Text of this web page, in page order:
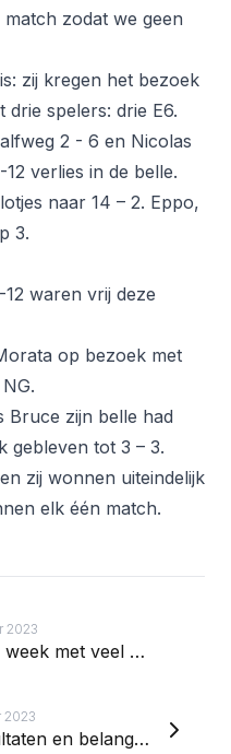
zodat we geen
zij kregen het bezoek
drie spelers: drie E6.
2 - 6 en Nicolas
verlies in de belle.
naar 14 – 2. Eppo,
3.
waren vrij deze
op bezoek met
Bruce zijn belle had
gebleven tot 3 – 3.
zij wonnen uiteindelijk
elk één match.
2023
Week 6: Een moeilijke week met veel afwezige spelers
2023
Week 4: Knappe resultaten en belangrijke punten gesprokkeld